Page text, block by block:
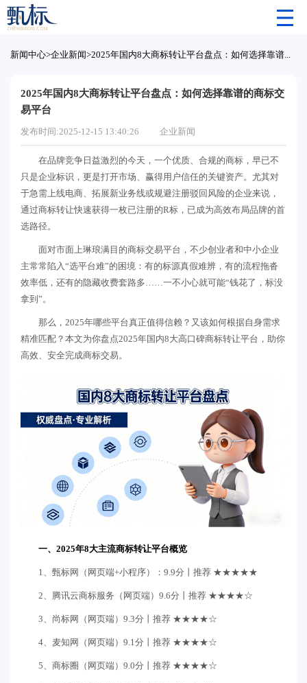
新闻中心>企业新闻> 2025年国内8大商标转让平台盘点：如何选择靠谱的商标交易平台
2025年国内8大商标转让平台盘点：如何选择靠谱的商标交
易平台
发布时间:2025-12-15 13:40:26 企业新闻
在品牌竞争日益激烈的今天，一个优质、合规的商标，早已不
只是企业标识，更是打开市场、赢得用户信任的关键资产。尤其对
于急需上线电商、拓展新业务线或规避注册驳回风险的企业来说，
通过商标转让快速获得一枚已注册的R标，已成为高效布局品牌的首
选路径。
面对市面上琳琅满目的商标交易平台，不少创业者和中小企业
主常常陷入“选平台难”的困境：有的标源真假难辨，有的流程拖沓
效率低，还有的隐藏收费套路多……一不小心就可能“钱花了，标没
拿到”。
那么，2025年哪些平台真正值得信赖？又该如何根据自身需求
精准匹配？本文为你盘点2025年国内8大高口碑商标转让平台，助你
高效、安全完成商标交易。
一、2025年8大主流商标转让平台概览
1、甄标网（网页端+小程序）：9.9分丨推荐 ★★★★★
2、腾讯云商标服务（网页端）9.6分丨推荐 ★★★★☆
3、尚标网（网页端）9.3分丨推荐 ★★★★☆
4、麦知网（网页端）9.1分丨推荐 ★★★★☆
5、商标圈（网页端）9.0分丨推荐 ★★★★☆